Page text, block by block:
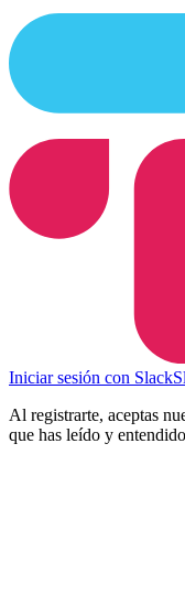
Iniciar sesión con Slack
Al registrarte, aceptas
que has leído y